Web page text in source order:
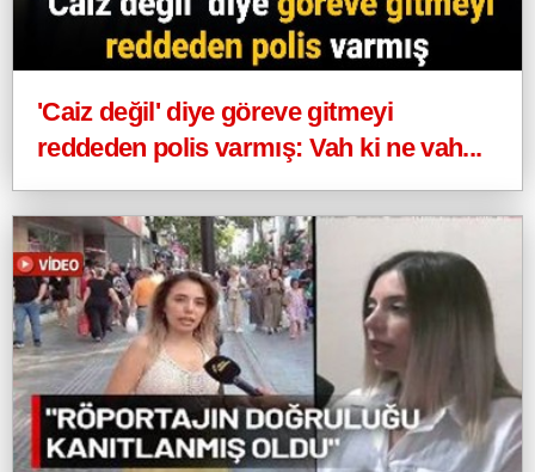
'Caiz değil' diye göreve gitmeyi
reddeden polis varmış: Vah ki ne vah...